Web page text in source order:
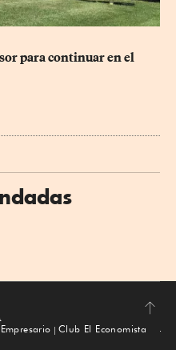
para continuar en el
Subir
Club El Economista